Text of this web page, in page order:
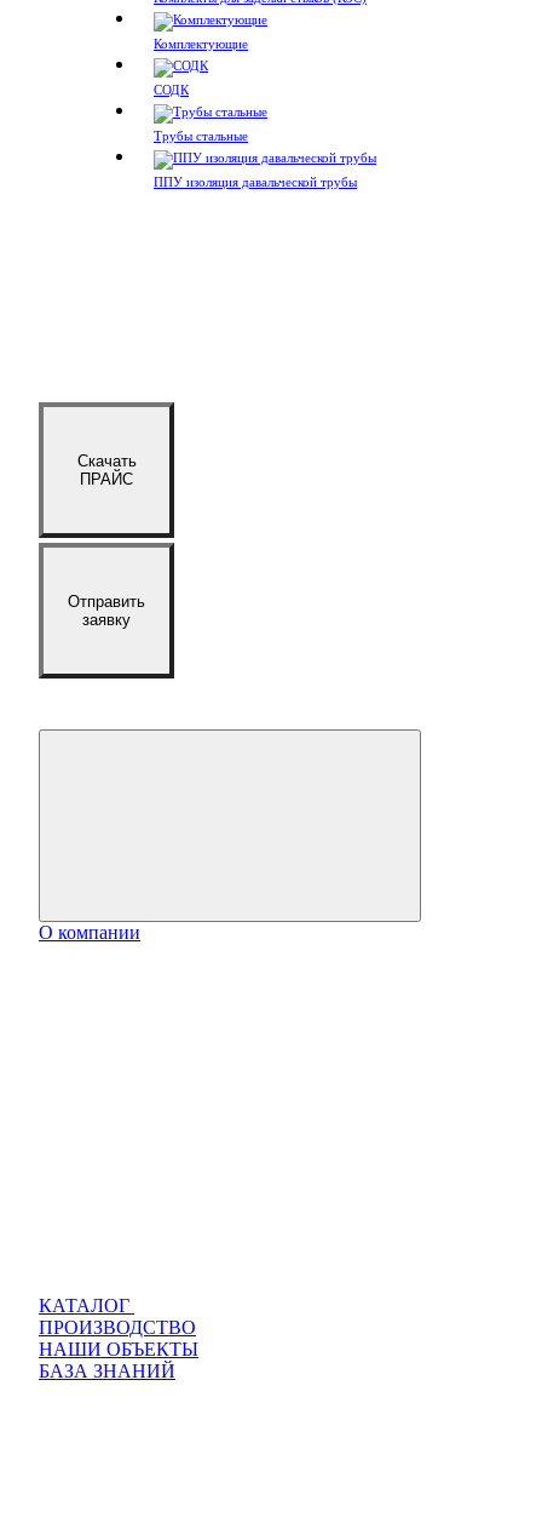
Комплектующие
СОДК
Трубы стальные
ППУ изоляция давальческой трубы
Скачать
ПРАЙС
Отправить
заявку
О компании
КАТАЛОГ
ПРОИЗВОДСТВО
НАШИ ОБЪЕКТЫ
БАЗА ЗНАНИЙ